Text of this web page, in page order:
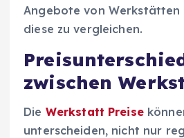
Angebote von Werkstätten
diese zu vergleichen.
zwischen
Die Werkstatt Preise
unterscheiden, nicht nur